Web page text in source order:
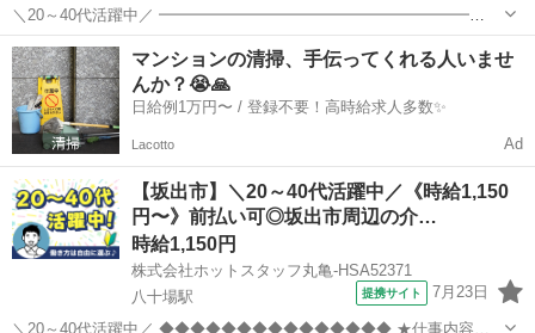
＼20～40代活躍中／ ━━━━━━━━━━━━━━━━━━━━
【仕事内容】 *食材の切り込み *盛り付け *調理器具、食器の洗浄 とい
った、簡単な調理補助業務だけでOK! 約100名程度の食事を準備...
香川 坂出市 介護
マンションの清掃、手伝ってくれる人いませ
んか？😭🙏
日給例1万円〜 / 登録不要！高時給求人多数✨
Lacotto Ad
【坂出市】＼20～40代活躍中／《時給1,150
円〜》前払い可◎坂出市周辺の介…
時給1,150円
株式会社ホットスタッフ丸亀-HSA52371
八十場駅
提携サイト 7月23日
＼20～40代活躍中／ ◆◆◆◆◆◆◆◆◆◆◆◆◆◆◆ ★仕事内容★